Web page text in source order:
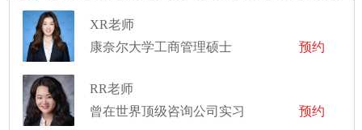
XR老师
康奈尔大学工商管理硕士
预约
RR老师
曾在世界顶级咨询公司实习
预约